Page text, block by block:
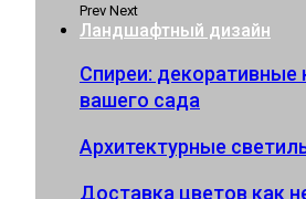
Prev Next
Ландшафтный дизайн
Спиреи: декоративные
вашего сада
Архитектурные
Доставка цветов как